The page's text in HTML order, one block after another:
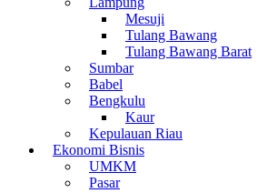
Mesuji
Tulang Bawang
Tulang Bawang Barat
Sumbar
Babel
Bengkulu
Kaur
Kepulauan Riau
Ekonomi Bisnis
UMKM
Pasar